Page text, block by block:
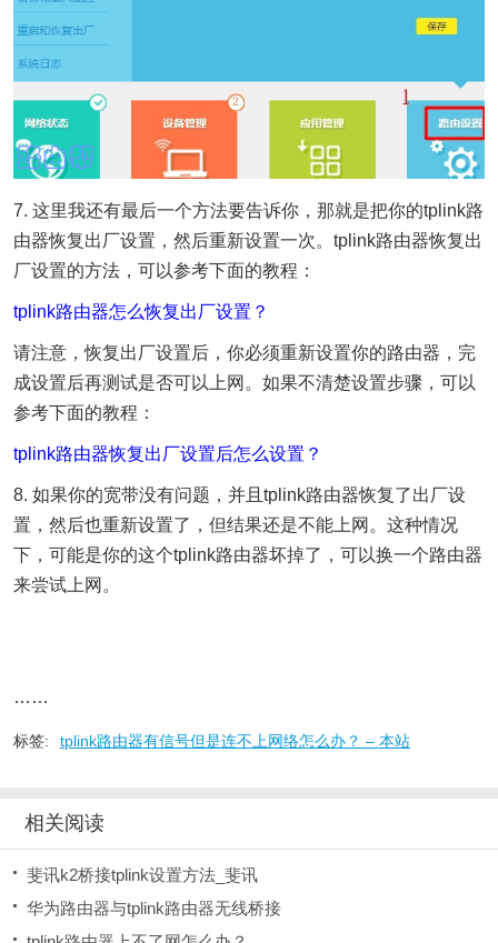
7. 这里我还有最后一个方法要告诉你，那就是把你的tplink路
由器恢复出厂设置，然后重新设置一次。tplink路由器恢复出
厂设置的方法，可以参考下面的教程：
tplink路由器怎么恢复出厂设置？
请注意，恢复出厂设置后，你必须重新设置你的路由器，完
成设置后再测试是否可以上网。如果不清楚设置步骤，可以
参考下面的教程：
tplink路由器恢复出厂设置后怎么设置？
8. 如果你的宽带没有问题，并且tplink路由器恢复了出厂设
置，然后也重新设置了，但结果还是不能上网。这种情况
下，可能是你的这个tplink路由器坏掉了，可以换一个路由器
来尝试上网。
……
标签: tplink路由器有信号但是连不上网络怎么办？ – 本站
相关阅读
斐讯k2桥接tplink设置方法_斐讯
华为路由器与tplink路由器无线桥接